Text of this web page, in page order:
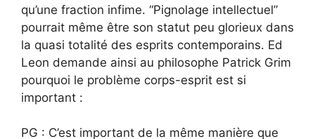
qu’une fraction infime. “Pignolage intellectuel”
pourrait même être son statut peu glorieux dans
la quasi totalité des esprits contemporains. Ed
Leon demande ainsi au philosophe Patrick Grim
pourquoi le problème corps-esprit est si
important :
PG : C’est important de la même manière que